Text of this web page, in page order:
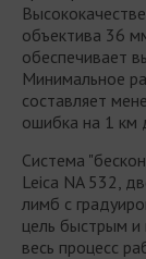
объектива 36
обеспечивает
Минимальное
составляет
ошибка на 1 км
Система
Leica NA 532,
лимб с
цель быстрым
весь процесс